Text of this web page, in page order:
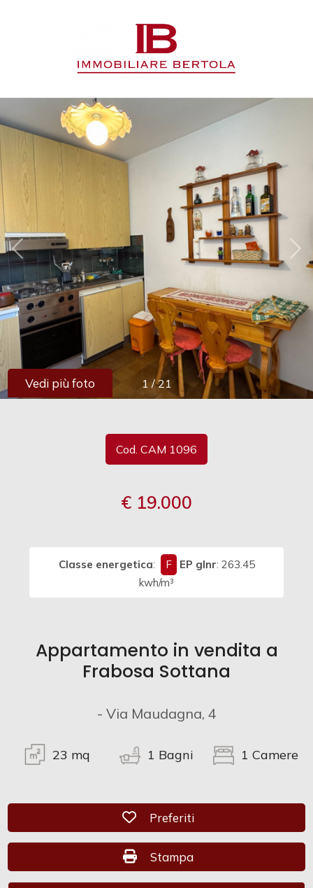
1 / 21
Vedi più foto
Cod. CAM 1096
€ 19.000
Classe energetica: F EP glnr: 263.45
kwh/m³
Appartamento in vendita a
Frabosa Sottana
- Via Maudagna, 4
23 mq 1 Bagni 1 Camere
Preferiti: Cod. CAM 1096
Preferiti
Stampa: Cod. CAM 1096
Stampa
IMMOBILI
SERVIZI
CONTATTI
Contratto
Qualsiasi
Vendita
Affitto
Scegli
dove
cercare
Comune
Commerciali
Terreni